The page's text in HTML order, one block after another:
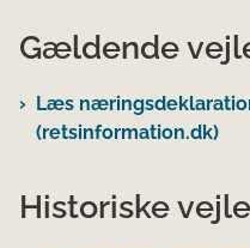
Gældende
Læs
(retsinformation.dk)
Historiske